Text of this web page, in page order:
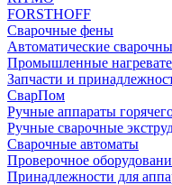
FORSTHOFF
Сварочные фены
Автоматические
Промышленные
Запчасти и
СварПом
Ручные аппараты
Ручные сварочные
Сварочные автоматы
Проверочное
Принадлежности для